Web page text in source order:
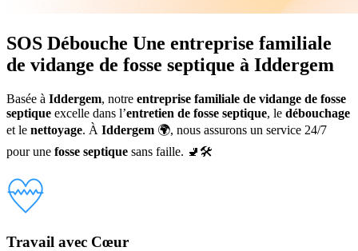
SOS Débouche Une entreprise familiale
de vidange de fosse septique à Iddergem
Basée à Iddergem, notre entreprise familiale de vidange de fosse
septique excelle dans l’entretien de fosse septique, le débouchage
et le nettoyage. À Iddergem 🌍, nous assurons un service 24/7
pour une fosse septique sans faille. 🚽🛠️
Travail avec Cœur